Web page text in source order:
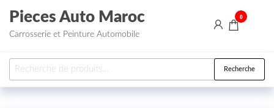
Aller au contenu
Pieces Auto Maroc
Carrosserie et Peinture Automobile
0
Recherche pour : Recherche